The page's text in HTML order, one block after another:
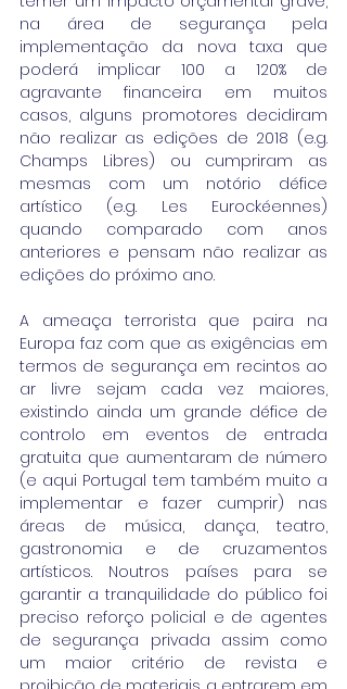
na área de segurança pela
implementação da nova taxa que
poderá implicar 100 a 120% de
agravante financeira em muitos
casos, alguns promotores decidiram
não realizar as edições de 2018 (e.g.
Champs Libres) ou cumpriram as
mesmas com um notório défice
artístico (e.g. Les Eurockéennes)
quando comparado com anos
anteriores e pensam não realizar as
edições do próximo ano.
A ameaça terrorista que paira na
Europa faz com que as exigências em
termos de segurança em recintos ao
ar livre sejam cada vez maiores,
existindo ainda um grande défice de
controlo em eventos de entrada
gratuita que aumentaram de número
(e aqui Portugal tem também muito a
implementar e fazer cumprir) nas
áreas de música, dança, teatro,
gastronomia e de cruzamentos
artísticos. Noutros países para se
garantir a tranquilidade do público foi
preciso reforço policial e de agentes
de segurança privada assim como
um maior critério de revista e